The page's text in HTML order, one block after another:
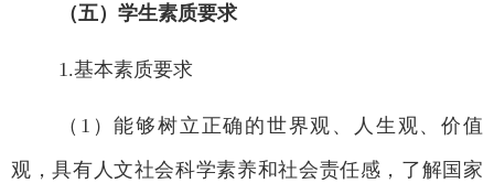
（五）学生素质要求
1.基本素质要求
（ 1 ）能够树立正确的世界观、人生观、价值
观，具有人文社会科学素养和社会责任感，了解国家